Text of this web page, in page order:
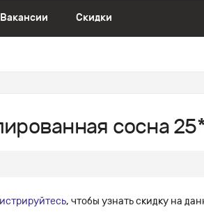
Вакансии Скидки
сосна
, чтобы узнать скидку на